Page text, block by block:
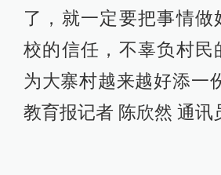
了，就一定要把事情做
校的信任，不辜负村民
为大寨村越来越好添一
教育报记者 陈欣然 通讯